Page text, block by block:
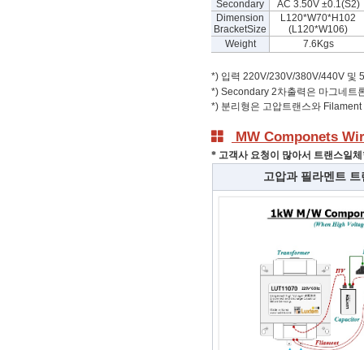
Secondary
AC 3.50V ±0.1(S2)
Dimension
BracketSize
L120*W70*H102
(L120*W106)
Weight
7.6Kgs
*) 입력 220V/230V/380V/440V 및
*) Secondary 2차출력은 마그네트
*) 분리형은 고압트랜스와
MW Componets
* 고객사 요청이 많아서 트랜스일
고압과 필라멘트